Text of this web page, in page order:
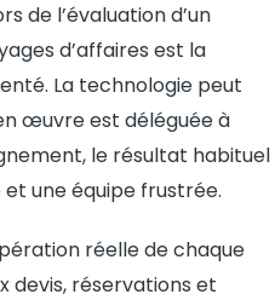
de l’évaluation d’un
d’affaires est la
La technologie peut
œuvre est déléguée à
le résultat habituel
une équipe frustrée.
réelle de chaque
devis, réservations et